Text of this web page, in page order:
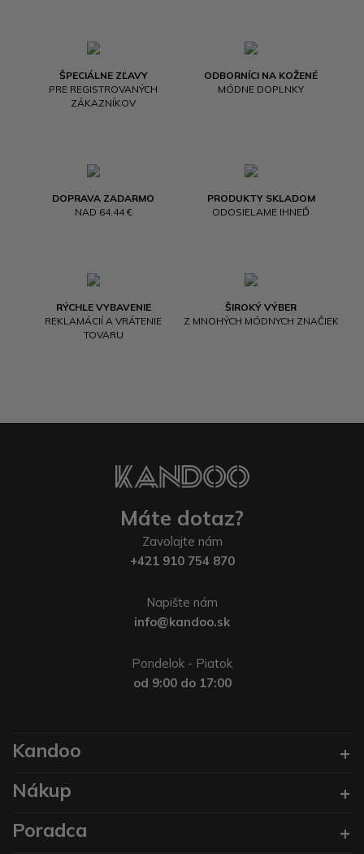
ŠPECIÁLNE ZĽAVY
PRE REGISTROVANÝCH
ZÁKAZNÍKOV
ODBORNÍCI NA KOŽENÉ
MÓDNE DOPLNKY
DOPRAVA ZADARMO
NAD 64.44 €
PRODUKTY SKLADOM
ODOSIELAME IHNEĎ
RÝCHLE VYBAVENIE
REKLAMÁCIÍ A VRÁTENIE
TOVARU
ŠIROKÝ VÝBER
Z MNOHÝCH MÓDNYCH ZNAČIEK
Máte dotaz?
Zavolajte nám
+421 910 754 870
Napište nám
info@kandoo.sk
Pondelok - Piatok
od 9:00 do 17:00
Kandoo
Nákup
Poradca